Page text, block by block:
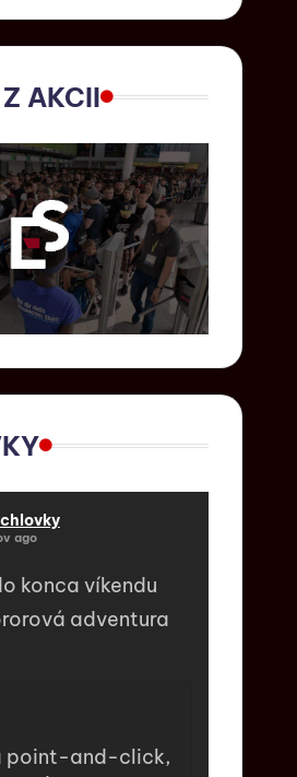
AKCII
ago
konca víkendu
adventura
point-and-click,